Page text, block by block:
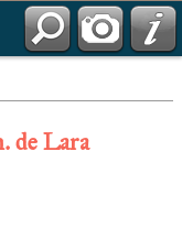
de Lara